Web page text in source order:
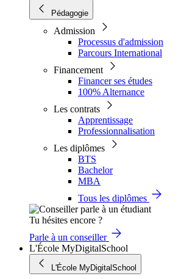
Pédagogie
Admission
Processus d'admission
Parcours International
Financement
Financer ses études
100% Alternance
Les contrats
Apprentissage
Professionnalisation
Les diplômes
BTS
Bachelor
MBA
Tous les diplômes
Tu hésites encore ?
Parle à un conseiller
L'École MyDigitalSchool
L'École MyDigitalSchool